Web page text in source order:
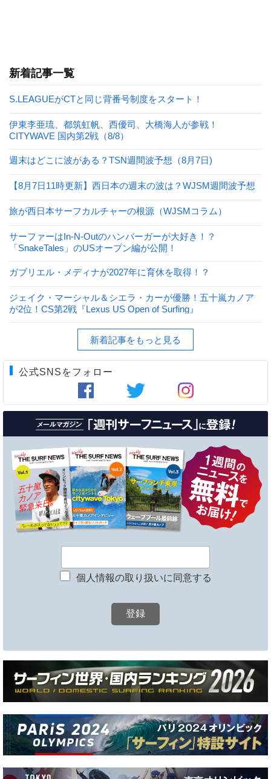
新着記事一覧
S.LEAGUEがCTと同じ背番号制度をスタート！
伊東李亜琉、都筑虹帆、西優司、大橋海人が参戦！
CITYWAVE 国内第2戦（8/8）
週末はどこに波がある？TSN週間波予想（8月7日)
【8月7日11時更新】西日本の週末の波は？WJSM週間波予想
旅が西日本サーフカルチャーの根源（WJSMコラム）
サーファーはIn-N-Outのハンバーガーが大好き！？
「SnakeTales」のUSオープン編が公開！
ガブリエル・メディナが2027年に育休を取得！？
ジェイク・マーシャル＆シエラ・カーが優勝！五十嵐カノア
が2位！CS第2戦『Lexus US Open of Surfing』
新着記事をもっと見る
公式SNSをフォロー
個人情報の取り扱いに同意する